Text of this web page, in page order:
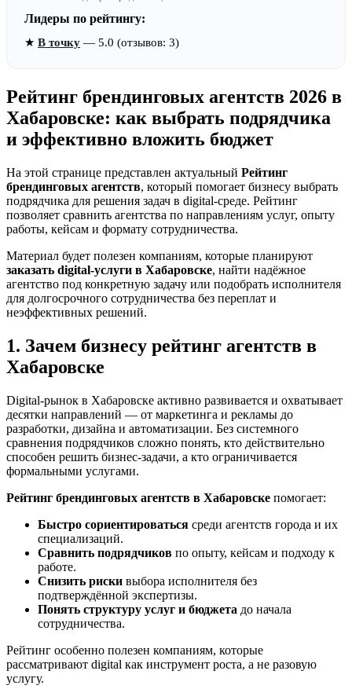
Лидеры по рейтингу:
★ В точку — 5.0 (отзывов: 3)
Рейтинг брендинговых агентств 2026 в
Хабаровске: как выбрать подрядчика
и эффективно вложить бюджет
На этой странице представлен актуальный Рейтинг
брендинговых агентств, который помогает бизнесу выбрать
подрядчика для решения задач в digital-среде. Рейтинг
позволяет сравнить агентства по направлениям услуг, опыту
работы, кейсам и формату сотрудничества.
Материал будет полезен компаниям, которые планируют
заказать digital-услуги в Хабаровске, найти надёжное
агентство под конкретную задачу или подобрать исполнителя
для долгосрочного сотрудничества без переплат и
неэффективных решений.
1. Зачем бизнесу рейтинг агентств в
Хабаровске
Digital-рынок в Хабаровске активно развивается и охватывает
десятки направлений — от маркетинга и рекламы до
разработки, дизайна и автоматизации. Без системного
сравнения подрядчиков сложно понять, кто действительно
способен решить бизнес-задачи, а кто ограничивается
формальными услугами.
Рейтинг брендинговых агентств в Хабаровске помогает:
Быстро сориентироваться среди агентств города и их
специализаций.
Сравнить подрядчиков по опыту, кейсам и подходу к
работе.
Снизить риски выбора исполнителя без
подтверждённой экспертизы.
Понять структуру услуг и бюджета до начала
сотрудничества.
Рейтинг особенно полезен компаниям, которые
рассматривают digital как инструмент роста, а не разовую
услугу.